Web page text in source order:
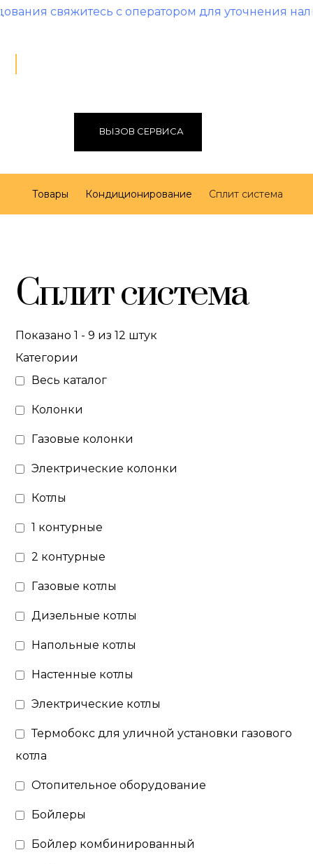
с оператором для уточнения наличия и
ВЫЗОВ СЕРВИСА
Товары Кондиционирование Сплит система
Сплит система
Показано 1 - 9 из 12 штук
Категории
Весь каталог
Колонки
Газовые колонки
Электрические колонки
Котлы
1 контурные
2 контурные
Газовые котлы
Дизельные котлы
Напольные котлы
Настенные котлы
Электрические котлы
Термобокс для уличной установки газового
котла
Отопительное оборудование
Бойлеры
Бойлер комбинированный